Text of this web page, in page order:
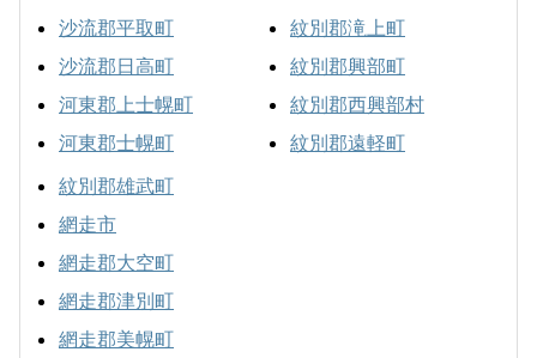
沙流郡平取町
沙流郡日高町
河東郡上士幌町
河東郡士幌町
紋別郡滝上町
紋別郡興部町
紋別郡西興部村
紋別郡遠軽町
紋別郡雄武町
網走市
網走郡大空町
網走郡津別町
網走郡美幌町